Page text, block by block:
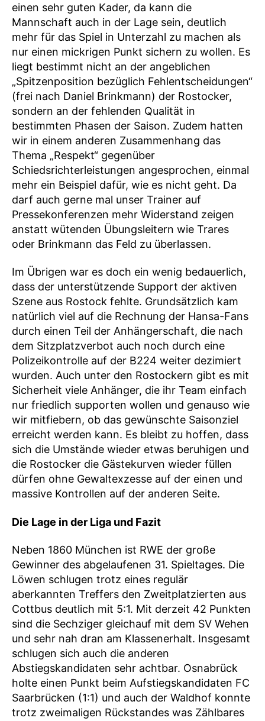
einen sehr guten Kader, da kann die
Mannschaft auch in der Lage sein, deutlich
mehr für das Spiel in Unterzahl zu machen als
nur einen mickrigen Punkt sichern zu wollen. Es
liegt bestimmt nicht an der angeblichen
„Spitzenposition bezüglich Fehlentscheidungen“
(frei nach Daniel Brinkmann) der Rostocker,
sondern an der fehlenden Qualität in
bestimmten Phasen der Saison. Zudem hatten
wir in einem anderen Zusammenhang das
Thema „Respekt“ gegenüber
Schiedsrichterleistungen angesprochen, einmal
mehr ein Beispiel dafür, wie es nicht geht. Da
darf auch gerne mal unser Trainer auf
Pressekonferenzen mehr Widerstand zeigen
anstatt wütenden Übungsleitern wie Trares
oder Brinkmann das Feld zu überlassen.
Im Übrigen war es doch ein wenig bedauerlich,
dass der unterstützende Support der aktiven
Szene aus Rostock fehlte. Grundsätzlich kam
natürlich viel auf die Rechnung der Hansa-Fans
durch einen Teil der Anhängerschaft, die nach
dem Sitzplatzverbot auch noch durch eine
Polizeikontrolle auf der B224 weiter dezimiert
wurden. Auch unter den Rostockern gibt es mit
Sicherheit viele Anhänger, die ihr Team einfach
nur friedlich supporten wollen und genauso wie
wir mitfiebern, ob das gewünschte Saisonziel
erreicht werden kann. Es bleibt zu hoffen, dass
sich die Umstände wieder etwas beruhigen und
die Rostocker die Gästekurven wieder füllen
dürfen ohne Gewaltexzesse auf der einen und
massive Kontrollen auf der anderen Seite.
Die Lage in der Liga und Fazit
Neben 1860 München ist RWE der große
Gewinner des abgelaufenen 31. Spieltages. Die
Löwen schlugen trotz eines regulär
aberkannten Treffers den Zweitplatzierten aus
Cottbus deutlich mit 5:1. Mit derzeit 42 Punkten
sind die Sechziger gleichauf mit dem SV Wehen
und sehr nah dran am Klassenerhalt. Insgesamt
schlugen sich auch die anderen
Abstiegskandidaten sehr achtbar. Osnabrück
holte einen Punkt beim Aufstiegskandidaten FC
Saarbrücken (1:1) und auch der Waldhof konnte
trotz zweimaligen Rückstandes was Zählbares